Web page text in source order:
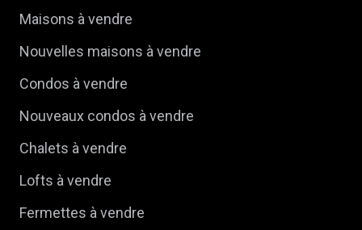
Maisons à vendre
Nouvelles maisons à vendre
Condos à vendre
Nouveaux condos à vendre
Chalets à vendre
Lofts à vendre
Fermettes à vendre